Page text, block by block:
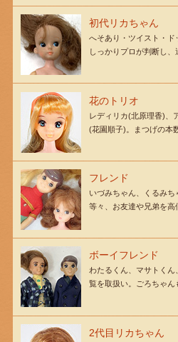
初代リカちゃん
へそあり・ツイスト・
しっかりプロが判断し、
花のトリオ
レディリカ(北原理香)、
(花園順子)。まつげの本
フレンド
いづみちゃん、くるみ
等々、お友達や兄弟を高
ボーイフレンド
わたるくん、マサトく
覧を取扱い。ごろちゃん
2代目リカちゃん